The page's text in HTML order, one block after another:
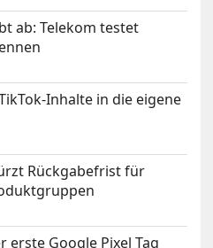
ab: Telekom testet
Inhalte in die eigene
Rückgabefrist für
erste Google Pixel Tag